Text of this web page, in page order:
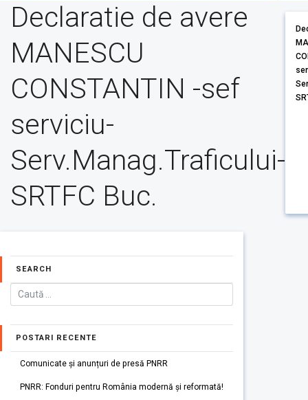
Declaratie de avere
MANESCU
CONSTANTIN -sef
serviciu-
Serv.Manag.Traficului-
SRTFC Buc.
SEARCH
POSTARI RECENTE
Comunicate și anunțuri de presă PNRR
PNRR: Fonduri pentru România modernă și reformată!